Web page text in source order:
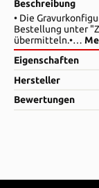
Beschreibung
• Die
Bestellung unter
übermitteln.•…
Eigenschaften
Hersteller
Bewertungen